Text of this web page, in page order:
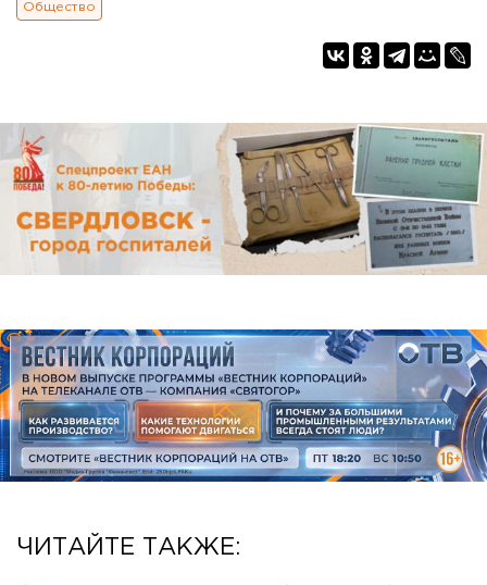
Общество
ЧИТАЙТЕ ТАКЖЕ: